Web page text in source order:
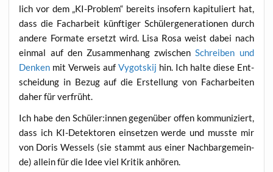
lich vor dem „KI-Pro­blem“ bereits inso­fern kapi­tu­liert hat,
dass die Fach­ar­beit künf­ti­ger Schü­ler­ge­nera­tio­nen durch
ande­re For­ma­te ersetzt wird. Lisa Rosa weist dabei nach
ein­mal auf den Zusam­men­hang zwi­schen Schrei­ben und
Den­ken mit Ver­weis aufVygots­kij hin. Ich hal­te die­se Ent­
schei­dung in Bezug auf die Erstel­lung von Fach­ar­bei­ten
daher für verfrüht.
Ich habe den Schüler:innen gegen­über offen kom­mu­ni­ziert,
dass ich KI-Detek­to­ren ein­set­zen wer­de und muss­te mir
von Doris Wes­sels (sie stammt aus einer Nach­bar­ge­mein­
de) allein für die Idee viel Kri­tik anhören.